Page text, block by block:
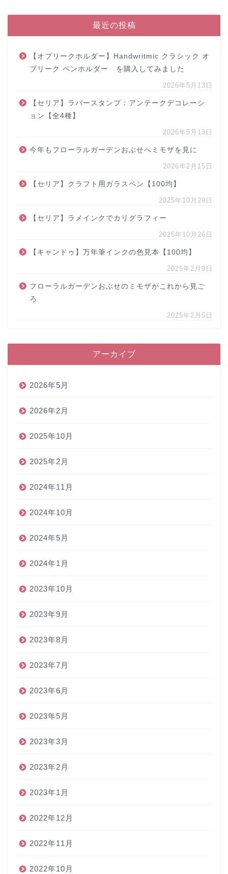
最近の投稿
【オブリークホルダー】Handwritmic クラシック オ
ブリーク ペンホルダー を購入してみました
2026年5月13日
【セリア】ラバースタンプ：アンテークデコレーシ
ョン【全4種】
2026年5月13日
今年もフローラルガーデンおぶせへミモザを見に
2026年2月15日
【セリア】クラフト用ガラスペン【100均】
2025年10月29日
【セリア】ラメインクでカリグラフィー
2025年10月26日
【キャンドゥ】万年筆インクの色見本【100均】
2025年2月9日
フローラルガーデンおぶせのミモザがこれから見ご
ろ
2025年2月5日
アーカイブ
2026年5月
2026年2月
2025年10月
2025年2月
2024年11月
2024年10月
2024年5月
2024年1月
2023年10月
2023年9月
2023年8月
2023年7月
2023年6月
2023年5月
2023年3月
2023年2月
2023年1月
2022年12月
2022年11月
2022年10月